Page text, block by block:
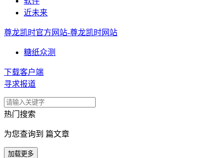
近未来
尊龙凯时官方网站-尊龙凯时网站
糖纸众测
下载客户端
寻求报道
热门搜索
为您查询到 篇文章
加载更多